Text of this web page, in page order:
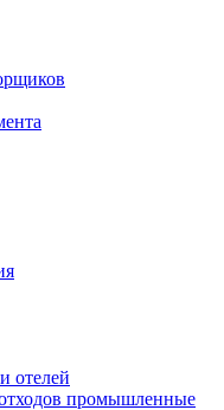
отелей
промышленные